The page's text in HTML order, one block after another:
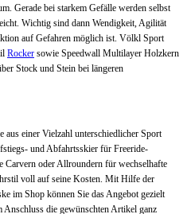
Gerade bei starkem Gefälle werden selbst
Wichtig sind dann Wendigkeit, Agilität
auf Gefahren möglich ist. Völkl Sport
Rocker sowie Speedwall Multilayer Holzkern
Stock und Stein bei längeren
einer Vielzahl unterschiedlicher Sport
und Abfahrtsskier für Freeride-
Carvern oder Allroundern für wechselhafte
voll auf seine Kosten. Mit Hilfe der
im Shop können Sie das Angebot gezielt
Anschluss die gewünschten Artikel ganz